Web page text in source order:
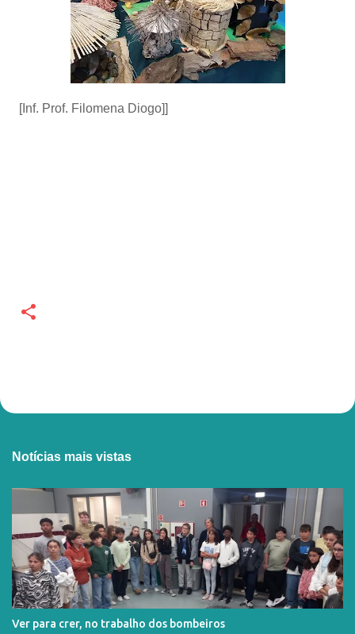
[Inf. Prof. Filomena Diogo]]
Notícias mais vistas
Ver para crer, no trabalho dos bombeiros